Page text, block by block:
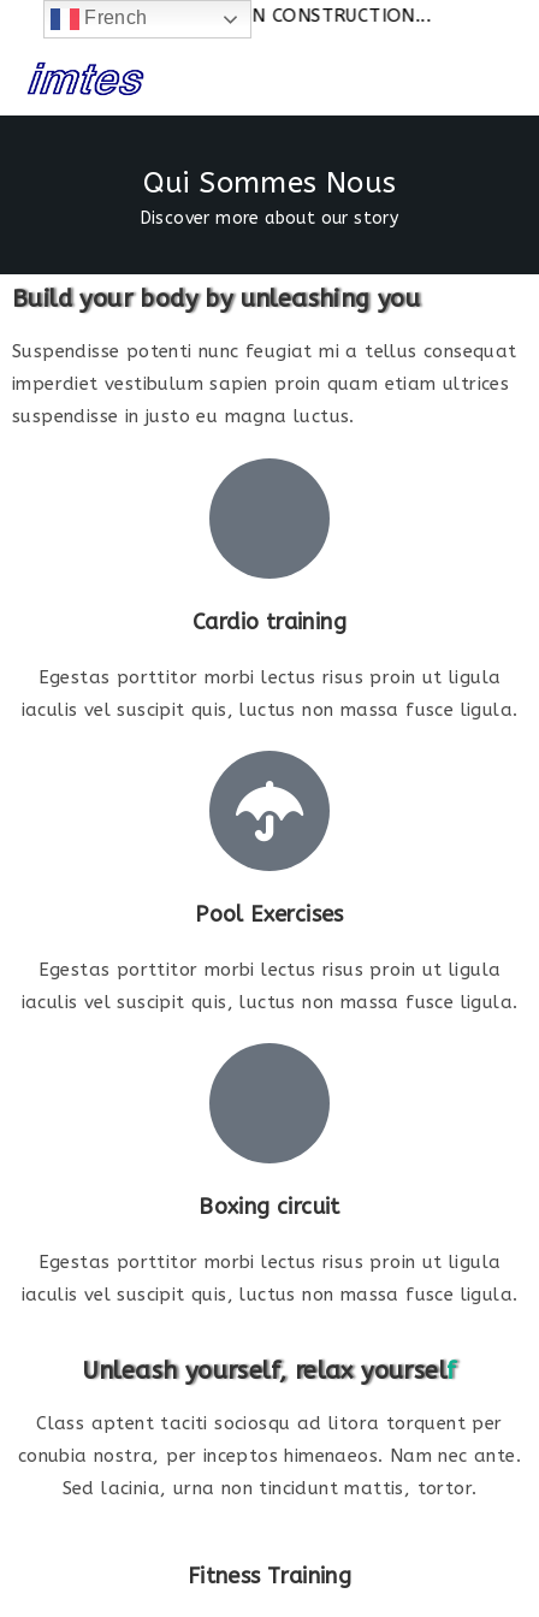
Actualités: SITE EN CONSTRUCTION...
Qui Sommes Nous
Discover more about our story
Build your body by unleashing you
Suspendisse potenti nunc feugiat mi a tellus consequat
imperdiet vestibulum sapien proin quam etiam ultrices
suspendisse in justo eu magna luctus.
Cardio training
Egestas porttitor morbi lectus risus proin ut ligula
iaculis vel suscipit quis, luctus non massa fusce ligula.
Pool Exercises
Egestas porttitor morbi lectus risus proin ut ligula
iaculis vel suscipit quis, luctus non massa fusce ligula.
Boxing circuit
Egestas porttitor morbi lectus risus proin ut ligula
iaculis vel suscipit quis, luctus non massa fusce ligula.
Unleash yourself, relax yourself
Class aptent taciti sociosqu ad litora torquent per
conubia nostra, per inceptos himenaeos. Nam nec ante.
Sed lacinia, urna non tincidunt mattis, tortor.
Fitness Training
French